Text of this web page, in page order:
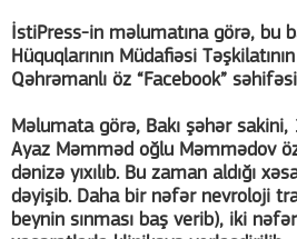
İstiPress-in məlumatına görə, bu
Hüquqlarının Müdafiəsi
Qəhrəmanlı öz “Facebook”
Məlumata görə, Bakı şəhər
Ayaz Məmməd oğlu Məmmədov
dənizə yıxılıb. Bu zaman aldığı
dəyişib. Daha bir nəfər nevroloji
beynin sınması baş verib), iki